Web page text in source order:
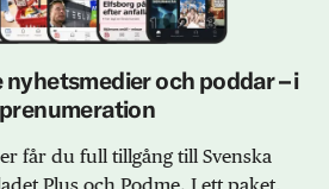
nyhetsmedier och poddar – i
får du full tillgång till Svenska